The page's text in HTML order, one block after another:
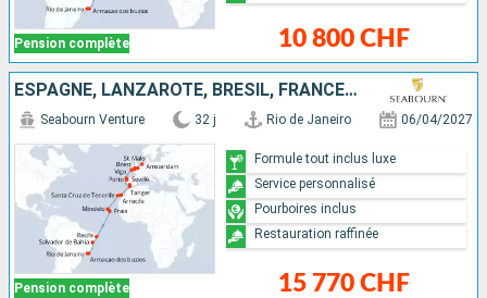
Pension complète 10 800 CHF
ESPAGNE, LANZAROTE, BRÉSIL, FRANCE, MAROC, TENERIFE, PORTUGAL, CAP-VERT, PAYS-BAS
Pension complète
Seabourn Venture 32 j Rio de Janeiro 06/04/2027
15 770 CHF
Formule tout inclus luxe
Service personnalisé
Pourboires inclus
Restauration raffinée